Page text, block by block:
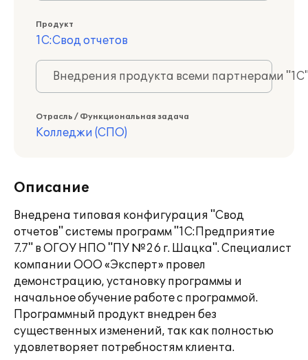
Продукт
1С:Свод отчетов
Внедрения продукта всеми партнерами
Отрасль / Функциональная задача
Колледжи (СПО)
Описание
Внедрена типовая конфигурация "Свод
отчетов" системы программ "1С:Предприятие
7.7" в ОГОУ НПО "ПУ №26 г. Шацка". Специалист
компании ООО «Эксперт» провел
демонстрацию, установку программы и
начальное обучение работе с программой.
Программный продукт внедрен без
существенных изменений, так как полностью
удовлетворяет потребностям клиента.